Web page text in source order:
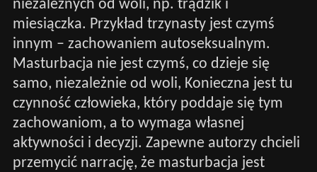
niezależnych od woli, np. trądzik i
miesiączka. Przykład trzynasty jest czymś
innym – zachowaniem autoseksualnym.
Masturbacja nie jest czymś, co dzieje się
samo, niezależnie od woli, Konieczna jest tu
czynność człowieka, który poddaje się tym
zachowaniom, a to wymaga własnej
aktywności i decyzji. Zapewne autorzy chcieli
przemycić narrację, że masturbacja jest